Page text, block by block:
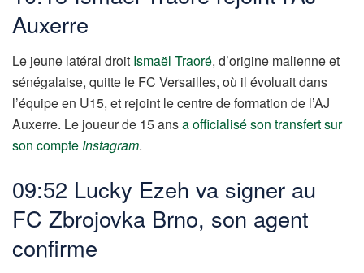
Auxerre
Le jeune latéral droit Ismaël Traoré, d’origine malienne et
sénégalaise, quitte le FC Versailles, où il évoluait dans
l’équipe en U15, et rejoint le centre de formation de l’AJ
Auxerre. Le joueur de 15 ansa officialisé son transfert sur
son compteInstagram.
09:52 Lucky Ezeh va signer au
FC Zbrojovka Brno, son agent
confirme